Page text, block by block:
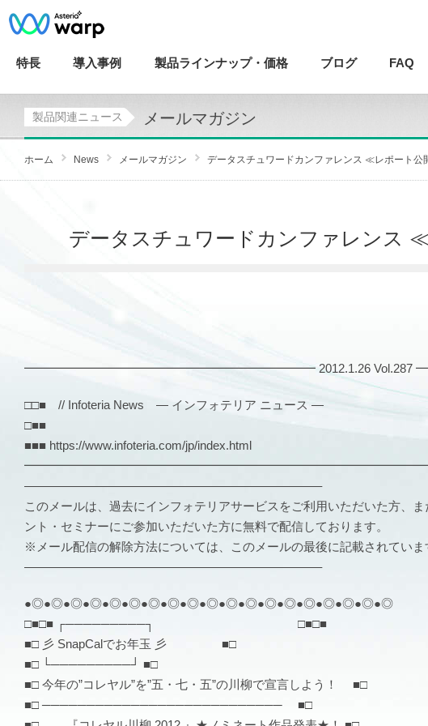
特長 導入事例 製品ラインナップ・ 価格 ブログ FAQ
製品関連ニュース メールマガジン
ホーム News メールマガジン データスチュワードカンファレンス ≪レポート公
データスチュワードカンファレンス
━━━━━━━━━━━━━━━━━━━━━━━━ 2012.1.26 Vol.287
□□■ // Infoteria News — インフォテリア ニュース —
□■■
■■■ https://www.infoteria.com/jp/index.html
————————————————————————–
このメールは、過去にインフォテリアサービスをご利用いただいた方、
ント・セミナーにご参加いただいた方に無料で配信しております。
※メール配信の解除方法については、このメールの最後に記載されていま
————————————————————————–
●◎●◎●◎●◎●◎●◎●◎●◎●◎●◎●◎●◎●◎●◎●◎●◎●◎●◎●◎
□■□■ ┌─────────┐ □■□■
■□ 彡 SnapCalでお年玉 彡 ■□
■□ └─────────┘ ■□
■□ 今年の”コレヤル”を”五・七・五”の川柳で宣言しよう！ ■□
■□ ─────────────────────────── ■□